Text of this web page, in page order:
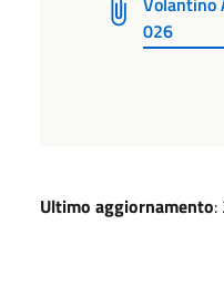
026
Ultimo aggiornamento: